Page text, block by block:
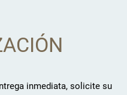
inmediata, solicite su